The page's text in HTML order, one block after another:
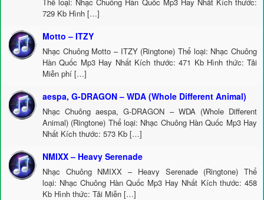
729 Kb Hình […]
Motto – ITZY
Nhạc Chuông Motto – ITZY (Ringtone) Thể loại: Nhạc Chuông
Hàn Quốc Mp3 Hay Nhất Kích thước: 471 Kb Hình thức: Tải
Miễn phí […]
aespa, G-DRAGON – WDA (Whole Different Animal)
Nhạc Chuông aespa, G-DRAGON – WDA (Whole Different
Animal) (Ringtone) Thể loại: Nhạc Chuông Hàn Quốc Mp3 Hay
Nhất Kích thước: 573 Kb […]
NMIXX – Heavy Serenade
Nhạc Chuông NMIXX – Heavy Serenade (Ringtone) Thể
loại: Nhạc Chuông Hàn Quốc Mp3 Hay Nhất Kích thước: 458
Kb Hình thức: Tải Miễn […]